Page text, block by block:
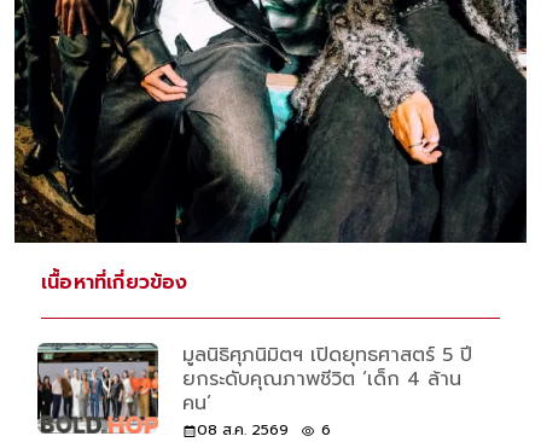
เนื้อหาที่เกี่ยวข้อง
มูลนิธิศุภนิมิตฯ เปิดยุทธศาสตร์ 5 ปี
ยกระดับคุณภาพชีวิต ‘เด็ก 4 ล้าน
คน’
08 ส.ค. 2569 6